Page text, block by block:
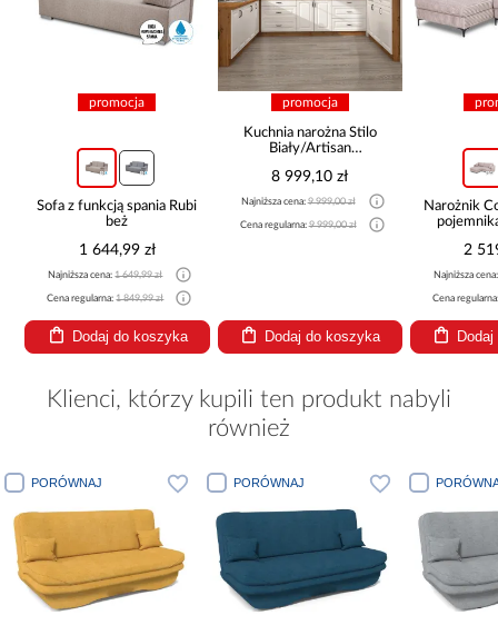
promocja
Sofa z funkcją spania Rubi
beż
1 644,99 zł
Najniższa cena:1 649,99 zł
Cena regularna:1 849,99 zł
Dodaj do koszyka
promocja
Kuchnia narożna Stilo
Biały/Artisan
8 999,10 zł
Najniższa cena:9 999,00 zł
Cena regularna:9 999,00 zł
Dodaj do koszyka
Narożnik
2
Najniższa
Cena
Klienci, którzy kupili ten produkt nabyli
również
PORÓWNAJ PORÓWNAJ